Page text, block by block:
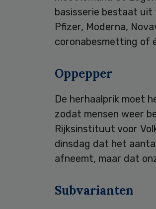
basisserie bestaat uit
Pfizer, Moderna,
coronabesmetting of
Oppepper
De herhaalprik moet
zodat mensen weer
Rijksinstituut voor
dinsdag dat het
afneemt, maar dat
Subvarianten